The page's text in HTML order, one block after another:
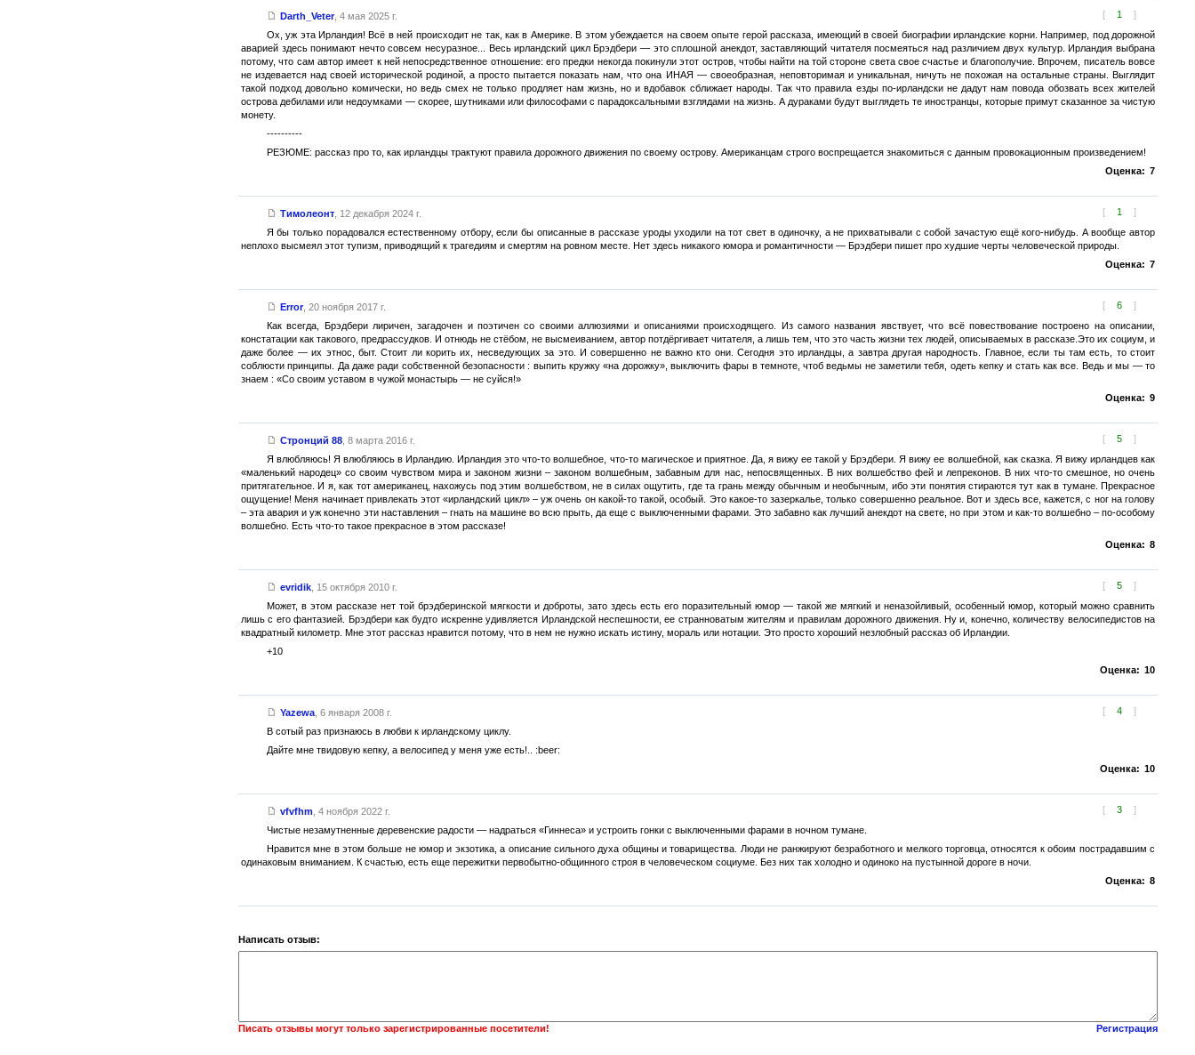
[ 1 ]
Darth_Veter, 4 мая 2025 г.
Ох, уж эта Ирландия! Всё в ней происходит не так, как в Америке. В этом убеждается на своем опыте герой рассказа, имеющий в своей биографии ирландские корни. Например, под дорожной
аварией здесь понимают нечто совсем несуразное... Весь ирландский цикл Брэдбери — это сплошной анекдот, заставляющий читателя посмеяться над различием двух культур. Ирландия выбрана
потому, что сам автор имеет к ней непосредственное отношение: его предки некогда покинули этот остров, чтобы найти на той стороне света свое счастье и благополучие. Впрочем, писатель вовсе
не издевается над своей исторической родиной, а просто пытается показать нам, что она ИНАЯ — своеобразная, неповторимая и уникальная, ничуть не похожая на остальные страны. Выглядит
такой подход довольно комически, но ведь смех не только продляет нам жизнь, но и вдобавок сближает народы. Так что правила езды по-ирландски не дадут нам повода обозвать всех жителей
острова дебилами или недоумками — скорее, шутниками или философами с парадоксальными взглядами на жизнь. А дураками будут выглядеть те иностранцы, которые примут сказанное за чистую
монету.
----------
РЕЗЮМЕ: рассказ про то, как ирландцы трактуют правила дорожного движения по своему острову. Американцам строго воспрещается знакомиться с данным провокационным произведением!
Оценка: 7
[ 1 ]
Тимолеонт, 12 декабря 2024 г.
Я бы только порадовался естественному отбору, если бы описанные в рассказе уроды уходили на тот свет в одиночку, а не прихватывали с собой зачастую ещё кого-нибудь. А вообще автор
неплохо высмеял этот тупизм, приводящий к трагедиям и смертям на ровном месте. Нет здесь никакого юмора и романтичности — Брэдбери пишет про худшие черты человеческой природы.
Оценка: 7
[ 6 ]
Error, 20 ноября 2017 г.
Как всегда, Брэдбери лиричен, загадочен и поэтичен со своими аллюзиями и описаниями происходящего. Из самого названия явствует, что всё повествование построено на описании,
констатации как такового, предрассудков. И отнюдь не стёбом, не высмеиванием, автор потдёргивает читателя, а лишь тем, что это часть жизни тех людей, описываемых в рассказе.Это их социум, и
даже более — их этнос, быт. Стоит ли корить их, несведующих за это. И совершенно не важно кто они. Сегодня это ирландцы, а завтра другая народность. Главное, если ты там есть, то стоит
соблюсти принципы. Да даже ради собственной безопасности : выпить кружку «на дорожку», выключить фары в темноте, чтоб ведьмы не заметили тебя, одеть кепку и стать как все. Ведь и мы — то
знаем : «Со своим уставом в чужой монастырь — не суйся!»
Оценка: 9
[ 5 ]
Стронций 88, 8 марта 2016 г.
Я влюбляюсь! Я влюбляюсь в Ирландию. Ирландия это что-то волшебное, что-то магическое и приятное. Да, я вижу ее такой у Брэдбери. Я вижу ее волшебной, как сказка. Я вижу ирландцев как
«маленький народец» со своим чувством мира и законом жизни – законом волшебным, забавным для нас, непосвященных. В них волшебство фей и лепреконов. В них что-то смешное, но очень
притягательное. И я, как тот американец, нахожусь под этим волшебством, не в силах ощутить, где та грань между обычным и необычным, ибо эти понятия стираются тут как в тумане. Прекрасное
ощущение! Меня начинает привлекать этот «ирландский цикл» – уж очень он какой-то такой, особый. Это какое-то зазеркалье, только совершенно реальное. Вот и здесь все, кажется, с ног на голову
– эта авария и уж конечно эти наставления – гнать на машине во всю прыть, да еще с выключенными фарами. Это забавно как лучший анекдот на свете, но при этом и как-то волшебно – по-особому
волшебно. Есть что-то такое прекрасное в этом рассказе!
Оценка: 8
[ 5 ]
evridik, 15 октября 2010 г.
Может, в этом рассказе нет той брэдберинской мягкости и доброты, зато здесь есть его поразительный юмор — такой же мягкий и неназойливый, особенный юмор, который можно сравнить
лишь с его фантазией. Брэдбери как будто искренне удивляется Ирландской неспешности, ее странноватым жителям и правилам дорожного движения. Ну и, конечно, количеству велосипедистов на
квадратный километр. Мне этот рассказ нравится потому, что в нем не нужно искать истину, мораль или нотации. Это просто хороший незлобный рассказ об Ирландии.
+10
Оценка: 10
[ 4 ]
Yazewa, 6 января 2008 г.
В сотый раз признаюсь в любви к ирландскому циклу.
Дайте мне твидовую кепку, а велосипед у меня уже есть!.. :beer:
Оценка: 10
[ 3 ]
vfvfhm 4 ноября 2022 г.
Чистые незамутненные деревенские радости — надраться «Гиннеса» и устроить гонки с выключенными фарами в ночном тумане.
Нравится мне в этом больше не юмор и экзотика, а описание сильного духа общины и товарищества. Люди не ранжируют безработного и мелкого торговца, относятся к обоим пострадавшим с
одинаковым вниманием. К счастью, есть еще пережитки первобытно-общинного строя в человеческом социуме. Без них так холодно и одиноко на пустынной дороге в ночи.
Оценка: 8
Написать отзыв:
Писать отзывы могут только зарегистрированные посетители! Регистрация